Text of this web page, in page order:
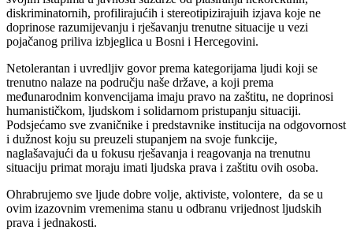
diskriminatornih, profilirajućih i stereotipizirajuih izjava koje ne
doprinose razumijevanju i rješavanju trenutne situacije u vezi
pojačanog priliva izbjeglica u Bosni i Hercegovini.
Netolerantan i uvredljiv govor prema kategorijama ljudi koji se
trenutno nalaze na području naše države, a koji prema
međunarodnim konvencijama imaju pravo na zaštitu, ne doprinosi
humanističkom, ljudskom i solidarnom pristupanju situaciji.
Podsjećamo sve zvaničnike i predstavnike institucija na odgovornost
i dužnost koju su preuzeli stupanjem na svoje funkcije,
naglašavajući da u fokusu rješavanja i reagovanja na trenutnu
situaciju primat moraju imati ljudska prava i zaštitu ovih osoba.
Ohrabrujemo sve ljude dobre volje, aktiviste, volontere, da se u
ovim izazovnim vremenima stanu u odbranu vrijednost ljudskih
prava i jednakosti.